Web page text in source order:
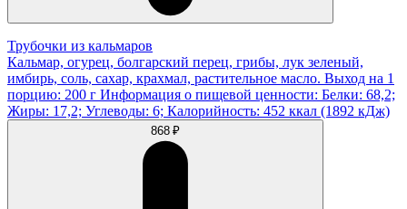
Трубочки из кальмаров
Кальмар, огурец, болгарский перец, грибы, лук зеленый,
имбирь, соль, сахар, крахмал, растительное масло. Выход на 1
порцию: 200 г Информация о пищевой ценности: Белки: 68,2;
Жиры: 17,2; Углеводы: 6; Калорийность: 452 ккал (1892 кДж)
868 ₽